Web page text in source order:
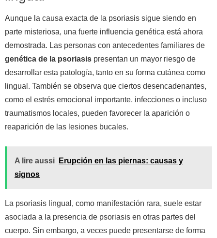
Aunque la causa exacta de la psoriasis sigue siendo en
parte misteriosa, una fuerte influencia genética está ahora
demostrada. Las personas con antecedentes familiares de
genética de la psoriasis presentan un mayor riesgo de
desarrollar esta patología, tanto en su forma cutánea como
lingual. También se observa que ciertos desencadenantes,
como el estrés emocional importante, infecciones o incluso
traumatismos locales, pueden favorecer la aparición o
reaparición de las lesiones bucales.
A lire aussi
Erupción en las piernas: causas y
signos
La psoriasis lingual, como manifestación rara, suele estar
asociada a la presencia de psoriasis en otras partes del
cuerpo. Sin embargo, a veces puede presentarse de forma